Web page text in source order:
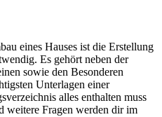
eines Hauses ist die Erstellung
Es gehört neben der
sowie den Besonderen
Unterlagen einer
alles enthalten muss
weitere Fragen werden dir im